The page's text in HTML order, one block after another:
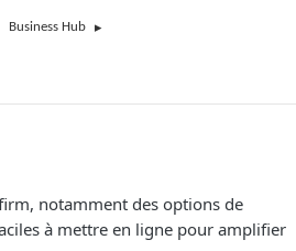
Business Hub
notamment des options de
à mettre en ligne pour amplifier